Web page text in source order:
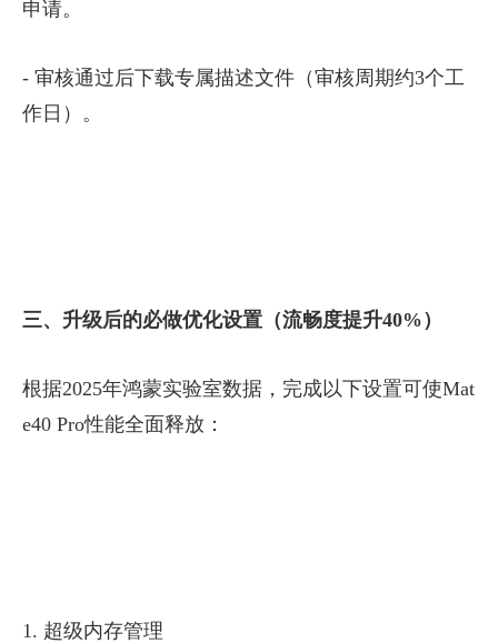
申请。
- 审核通过后下载专属描述文件（审核周期约3个工
作日）。
三、升级后的必做优化设置（流畅度提升40%）
根据2025年鸿蒙实验室数据，完成以下设置可使Mat
e40 Pro性能全面释放：
1. 超级内存管理